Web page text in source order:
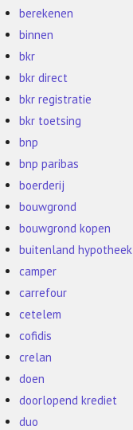
berekenen
binnen
bkr
bkr direct
bkr registratie
bkr toetsing
bnp
bnp paribas
boerderij
bouwgrond
bouwgrond kopen
buitenland hypotheek
camper
carrefour
cetelem
cofidis
crelan
doen
doorlopend krediet
duo